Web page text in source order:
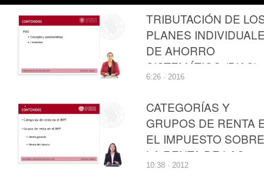
TRIBUTACIÓN DE
PLANES
DE AHORRO
SISTEMÁTICO (PIAS)
EN EL IRPF
6:26 · 2016
CATEGORÍAS Y
GRUPOS DE RENTA
EL IMPUESTO SOBRE
LA RENTA DE LAS
PERSONAS FÍSICAS
10:38 · 2012